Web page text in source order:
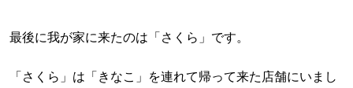
最後に我が家に来たのは「さくら」です。
「さくら」は「きなこ」を連れて帰って来た店舗にいまし